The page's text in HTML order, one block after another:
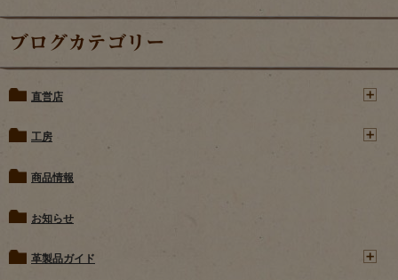
ブログカテゴリー
直営店
工房
商品情報
お知らせ
革製品ガイド